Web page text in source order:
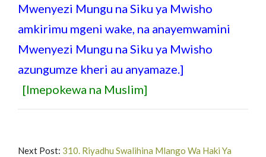
Mwenyezi Mungu na Siku ya Mwisho
amkirimu mgeni wake, na anayemwamini
Mwenyezi Mungu na Siku ya Mwisho
azungumze kheri au anyamaze.]
[Imepokewa na Muslim]
Next Post: 310. Riyadhu Swalihina Mlango Wa Haki Ya